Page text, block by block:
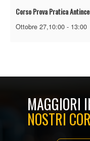
Corso Prova Pratica
Ottobre 27,10:00 - 13:00
MAGGIORI
NOSTRI